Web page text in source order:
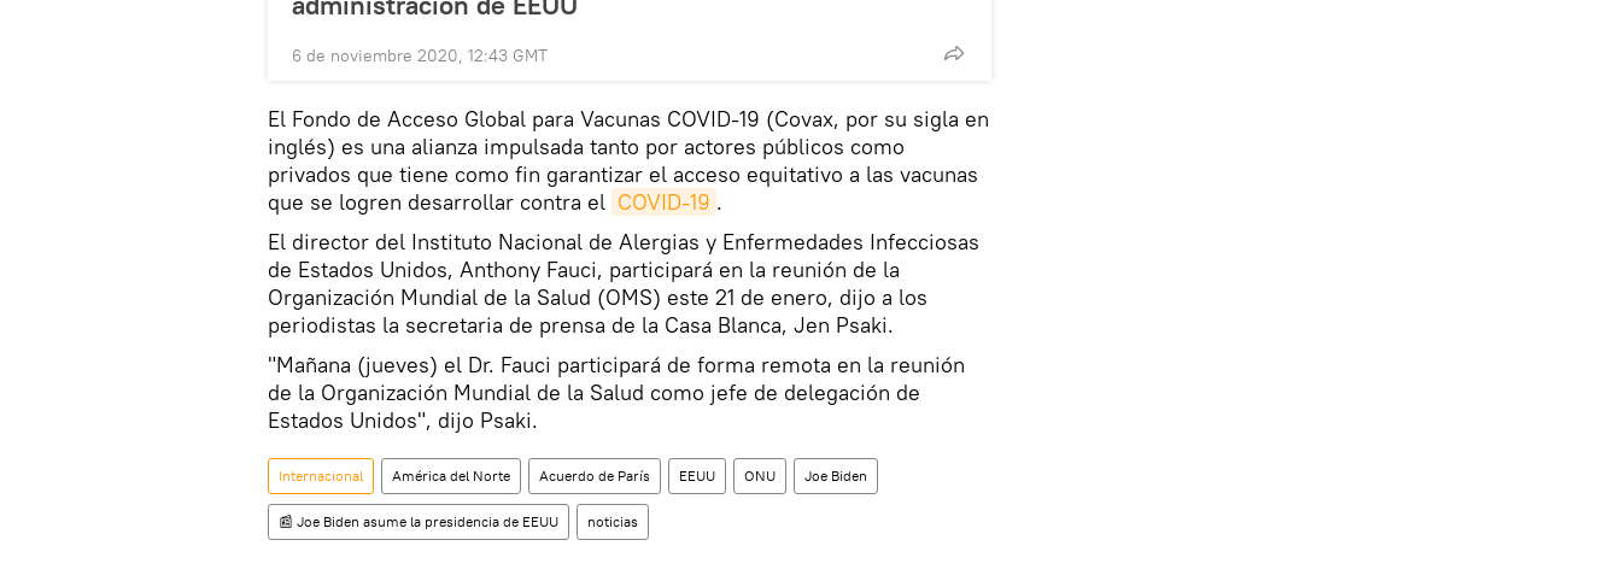
6 de noviembre 2020, 12:43 GMT
El Fondo de Acceso Global para Vacunas COVID-19 (Covax, por su sigla en
inglés) es una alianza impulsada tanto por actores públicos como
privados que tiene como fin garantizar el acceso equitativo a las vacunas
que se logren desarrollar contra el COVID-19 .
El director del Instituto Nacional de Alergias y Enfermedades Infecciosas
de Estados Unidos, Anthony Fauci, participará en la reunión de la
Organización Mundial de la Salud (OMS) este 21 de enero, dijo a los
periodistas la secretaria de prensa de la Casa Blanca, Jen Psaki.
"Mañana (jueves) el Dr. Fauci participará de forma remota en la reunión
de la Organización Mundial de la Salud como jefe de delegación de
Estados Unidos", dijo Psaki.
Internacional América del Norte Acuerdo de París EEUU ONU Joe Biden
📰 Joe Biden asume la presidencia de EEUU noticias